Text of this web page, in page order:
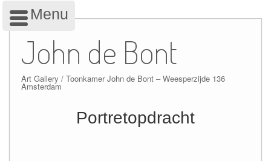
Skip
content
John de Bont
Art Gallery / Toonkamer John de Bont – Weesperzijde 136
Amsterdam
Portretopdracht
Menu